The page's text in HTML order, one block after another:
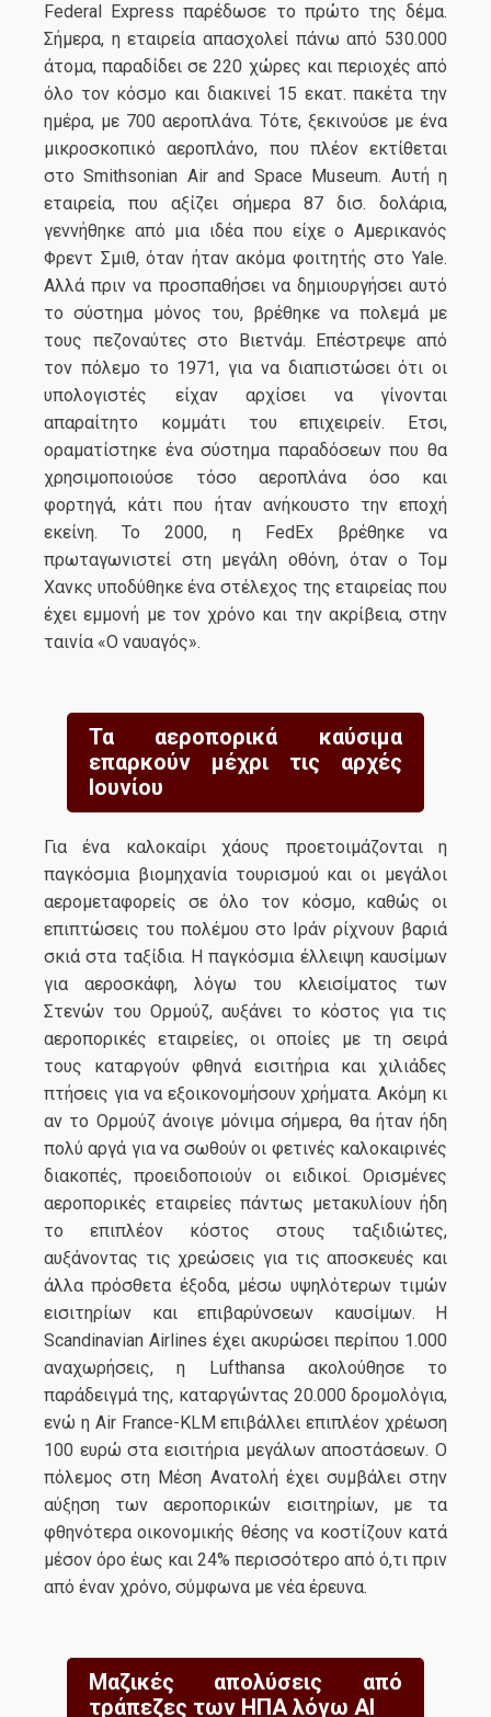
Federal Express παρέδωσε το πρώτο της δέμα.
Σήμερα, η εταιρεία απασχολεί πάνω από 530.000
άτομα, παραδίδει σε 220 χώρες και περιοχές από
όλο τον κόσμο και διακινεί 15 εκατ. πακέτα την
ημέρα, με 700 αεροπλάνα. Τότε, ξεκινούσε με ένα
μικροσκοπικό αεροπλάνο, που πλέον εκτίθεται
στο Smithsonian Air and Space Museum. Αυτή η
εταιρεία, που αξίζει σήμερα 87 δισ. δολάρια,
γεννήθηκε από μια ιδέα που είχε ο Αμερικανός
Φρεντ Σμιθ, όταν ήταν ακόμα φοιτητής στο Yale.
Αλλά πριν να προσπαθήσει να δημιουργήσει αυτό
το σύστημα μόνος του, βρέθηκε να πολεμά με
τους πεζοναύτες στο Βιετνάμ. Επέστρεψε από
τον πόλεμο το 1971, για να διαπιστώσει ότι οι
υπολογιστές είχαν αρχίσει να γίνονται
απαραίτητο κομμάτι του επιχειρείν. Ετσι,
οραματίστηκε ένα σύστημα παραδόσεων που θα
χρησιμοποιούσε τόσο αεροπλάνα όσο και
φορτηγά, κάτι που ήταν ανήκουστο την εποχή
εκείνη. Το 2000, η FedEx βρέθηκε να
πρωταγωνιστεί στη μεγάλη οθόνη, όταν ο Τομ
Χανκς υποδύθηκε ένα στέλεχος της εταιρείας που
έχει εμμονή με τον χρόνο και την ακρίβεια, στην
ταινία «Ο ναυαγός».
Τα αεροπορικά καύσιμα
επαρκούν μέχρι τις αρχές
Ιουνίου
Για ένα καλοκαίρι χάους προετοιμάζονται η
παγκόσμια βιομηχανία τουρισμού και οι μεγάλοι
αερομεταφορείς σε όλο τον κόσμο, καθώς οι
επιπτώσεις του πολέμου στο Ιράν ρίχνουν βαριά
σκιά στα ταξίδια. Η παγκόσμια έλλειψη καυσίμων
για αεροσκάφη, λόγω του κλεισίματος των
Στενών του Ορμούζ, αυξάνει το κόστος για τις
αεροπορικές εταιρείες, οι οποίες με τη σειρά
τους καταργούν φθηνά εισιτήρια και χιλιάδες
πτήσεις για να εξοικονομήσουν χρήματα. Ακόμη κι
αν το Ορμούζ άνοιγε μόνιμα σήμερα, θα ήταν ήδη
πολύ αργά για να σωθούν οι φετινές καλοκαιρινές
διακοπές, προειδοποιούν οι ειδικοί. Ορισμένες
αεροπορικές εταιρείες πάντως μετακυλίουν ήδη
το επιπλέον κόστος στους ταξιδιώτες,
αυξάνοντας τις χρεώσεις για τις αποσκευές και
άλλα πρόσθετα έξοδα, μέσω υψηλότερων τιμών
εισιτηρίων και επιβαρύνσεων καυσίμων. Η
Scandinavian Airlines έχει ακυρώσει περίπου 1.000
αναχωρήσεις, η Lufthansa ακολούθησε το
παράδειγμά της, καταργώντας 20.000 δρομολόγια,
ενώ η Air France-KLM επιβάλλει επιπλέον χρέωση
100 ευρώ στα εισιτήρια μεγάλων αποστάσεων. Ο
πόλεμος στη Μέση Ανατολή έχει συμβάλει στην
αύξηση των αεροπορικών εισιτηρίων, με τα
φθηνότερα οικονομικής θέσης να κοστίζουν κατά
μέσον όρο έως και 24% περισσότερο από ό,τι πριν
από έναν χρόνο, σύμφωνα με νέα έρευνα.
Μαζικές απολύσεις από
τράπεζες των ΗΠΑ λόγω AI